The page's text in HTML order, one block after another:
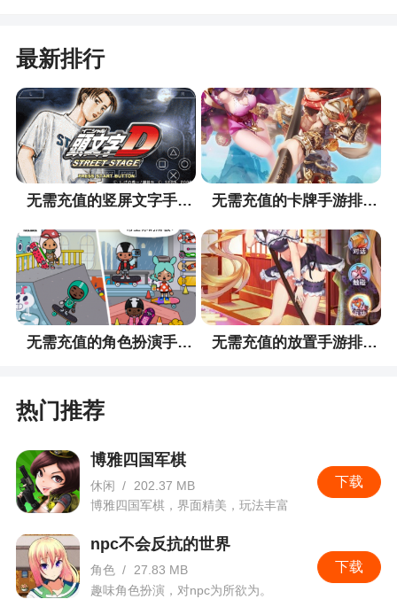
5、剧情也比拟的多，角色也很多，面临各别的
剧情有各别的操纵，再有boss等你来逐一领会，特
殊的有刺激感
最新排行
无需充值的竖屏文字手游排行榜 无需充值的卡牌手游排行榜
无需充值的角色扮演手游排行榜 无需充值的放置手游排行榜
热门推荐
下载
博雅四国军棋
休闲 /
202.37 MB
博雅四国军棋，界面精美，玩法丰富
下载
npc不会反抗的世界
角色 / 27.83 MB
趣味角色扮演，对npc为所欲为。